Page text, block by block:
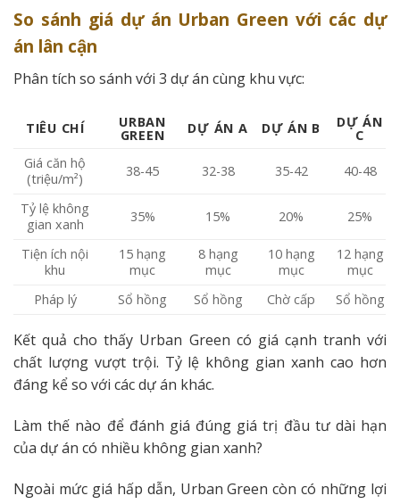
So sánh giá dự án Urban Green với các dự
án lân cận
Phân tích so sánh với 3 dự án cùng khu vực:
TIÊU CHÍ URBAN
GREEN DỰ ÁN A DỰ ÁN B DỰ ÁN
C
Giá căn hộ
(triệu/m²)
38-45 32-38 35-42 40-48
Tỷ lệ không
gian xanh
35% 15% 20% 25%
Tiện ích nội
khu
15 hạng
mục
8 hạng
mục
10 hạng
mục
12 hạng
mục
Pháp lý
Sổ hồng Sổ hồng Chờ cấp Sổ hồng
Kết quả cho thấy Urban Green có giá cạnh tranh với
chất lượng vượt trội. Tỷ lệ không gian xanh cao hơn
đáng kể so với các dự án khác.
Làm thế nào để đánh giá đúng giá trị đầu tư dài hạn
của dự án có nhiều không gian xanh?
Ngoài mức giá hấp dẫn, Urban Green còn có những lợi